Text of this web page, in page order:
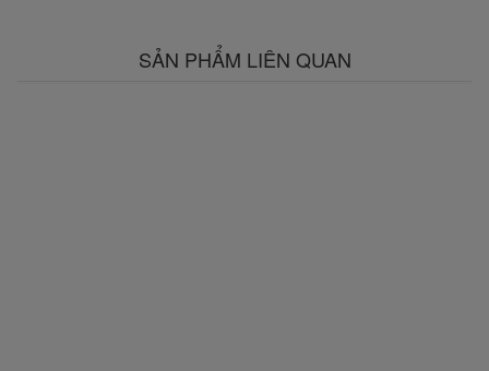
SẢN PHẨM LIÊN QUAN